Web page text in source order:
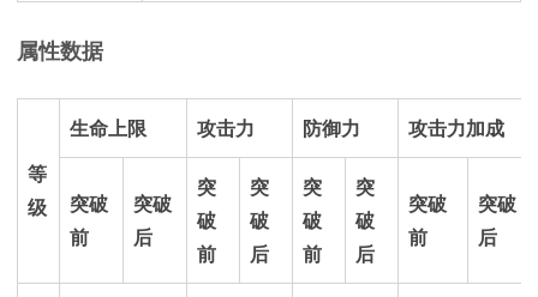
属性数据
等
级
生命上限 攻击力 防御力 攻击力加成
突破
前
突破
后
突
破
前
突
破
后
突
破
前
突
破
后
突破
前
突破
后